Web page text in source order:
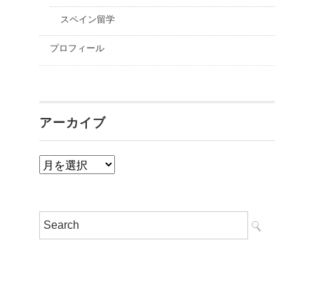
スペイン留学
プロフィール
アーカイブ
ア
イ